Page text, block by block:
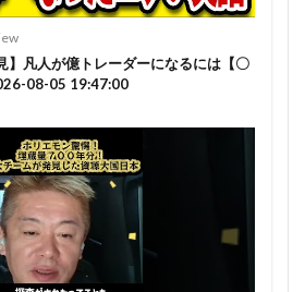
】凡人が億トレーダーになるには【〇
08-05 19:47:00